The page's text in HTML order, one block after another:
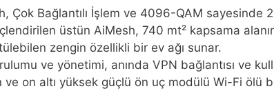
Çok Bağlantılı İşlem ve 4096-QAM sayesinde
üstün AiMesh, 740 mt² kapsama
zengin özellikli bir ev ağı sunar.
ve yönetimi, anında VPN bağlantısı ve
on altı yüksek güçlü ön uç modülü Wi-Fi ölü